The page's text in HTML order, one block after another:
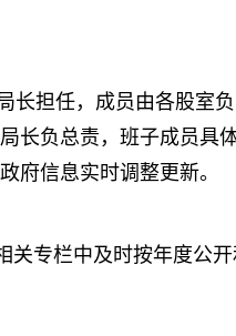
长担任，成员由各股室
长负总责，班子成员具
府信息实时调整更新。
关专栏中及时按年度公